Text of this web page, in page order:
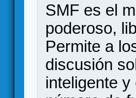
SMF es el
poderoso,
Permite a
discusión
inteligente